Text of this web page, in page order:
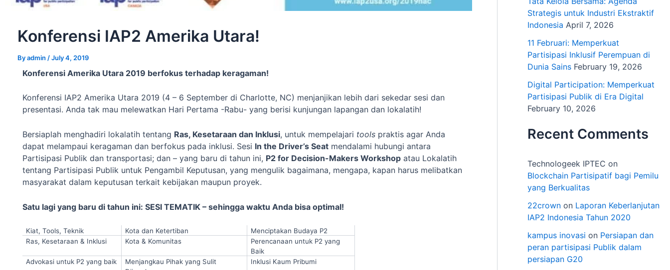
Konferensi IAP2 Amerika Utara!
Byadmin /July 4, 2019
Konferensi Amerika Utara 2019 berfokus terhadap keragaman!
Konferensi IAP2 Amerika Utara 2019 (4 – 6 September di Charlotte, NC) menjanjikan lebih dari sekedar sesi dan
presentasi. Anda tak mau melewatkan Hari Pertama -Rabu- yang berisi kunjungan lapangan dan lokalatih!
Bersiaplah menghadiri lokalatih tentang Ras, Kesetaraan dan Inklusi, untuk mempelajari tools praktis agar Anda
dapat melampaui keragaman dan berfokus pada inklusi. Sesi In the Driver’s Seat mendalami hubungi antara
Partisipasi Publik dan transportasi; dan – yang baru di tahun ini, P2 for Decision-Makers Workshop atau Lokalatih
tentang Partisipasi Publik untuk Pengambil Keputusan, yang mengulik bagaimana, mengapa, kapan harus melibatkan
masyarakat dalam keputusan terkait kebijakan maupun proyek.
Satu lagi yang baru di tahun ini: SESI TEMATIK – sehingga waktu Anda bisa optimal!
Kiat, Tools, Teknik Kota dan Ketertiban
Menciptakan Budaya P2
Ras, Kesetaraan & Inklusi
Kota & Komunitas
Perencanaan untuk P2 yang
Baik
Advokasi untuk P2 yang baik
Menjangkau Pihak yang Sulit
Inklusi Kaum Pribumi
Strategis untuk Industri Ekstraktif
Indonesia April 7, 2026
11 Februari: Memperkuat
Partisipasi Inklusif Perempuan di
Dunia Sains February 19, 2026
Digital Participation: Memperkuat
Partisipasi Publik di Era Digital
February 10, 2026
Recent Comments
Technologeek IPTEC on
Blockchain Partisipatif bagi Pemilu
yang Berkualitas
22crown on Laporan Keberlanjutan
IAP2 Indonesia Tahun 2020
kampus inovasi on Persiapan dan
peran partisipasi Publik dalam
persiapan G20